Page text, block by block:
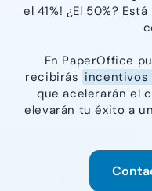
el 41%! ¿El 50%?
En PaperOffice
recibirás incentivos
que acelerarán el
elevarán tu éxito a